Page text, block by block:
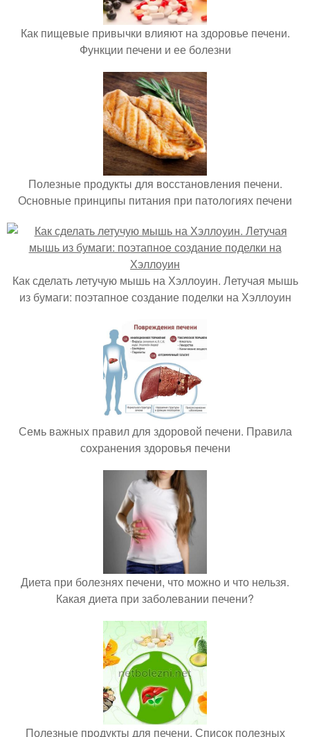
Как пищевые привычки влияют на здоровье печени.
Функции печени и ее болезни
Полезные продукты для восстановления печени.
Основные принципы питания при патологиях печени
Как сделать летучую мышь на Хэллоуин. Летучая мышь
из бумаги: поэтапное создание поделки на Хэллоуин
Семь важных правил для здоровой печени. Правила
сохранения здоровья печени
Диета при болезнях печени, что можно и что нельзя.
Какая диета при заболевании печени?
Полезные продукты для печени. Список полезных